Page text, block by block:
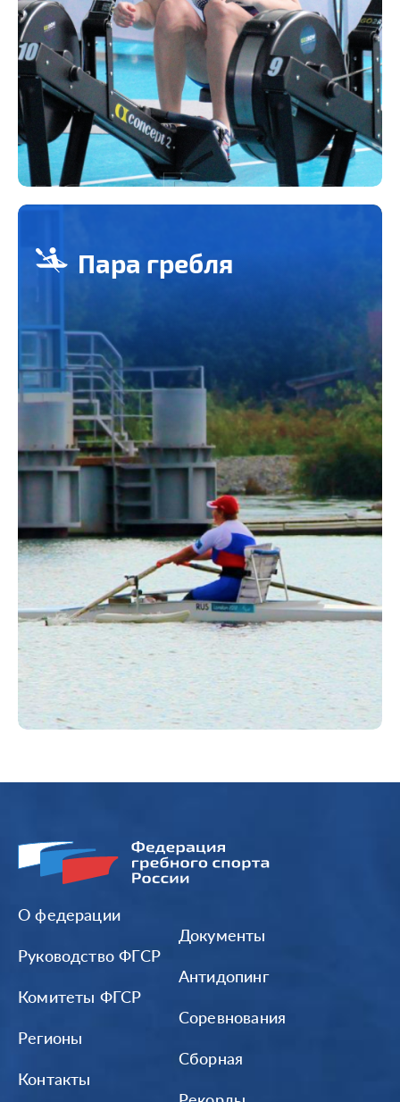
Пара гребля
О федерации
Руководство ФГСР
Комитеты ФГСР
Регионы
Контакты
Документы
Антидопинг
Соревнования
Сборная